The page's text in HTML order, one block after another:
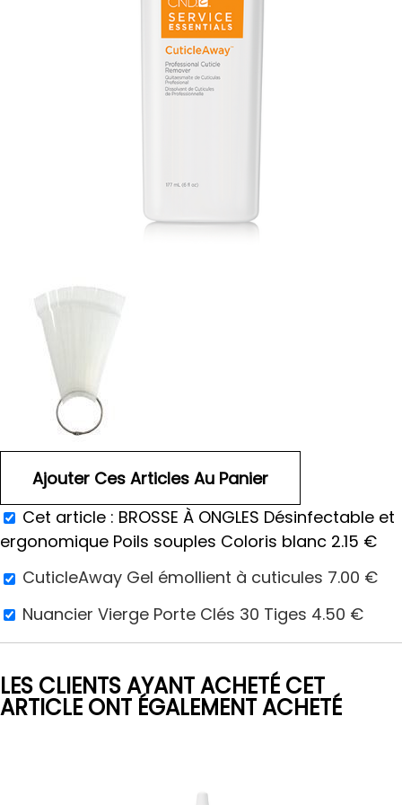
Cet article : BROSSE À ONGLES Désinfectable et
ergonomique Poils souples Coloris blanc 2.15 €
CuticleAway Gel émollient à cuticules 7.00 €
Nuancier Vierge Porte Clés 30 Tiges 4.50 €
LES CLIENTS AYANT ACHETÉ CET
ARTICLE ONT ÉGALEMENT ACHETÉ